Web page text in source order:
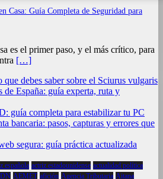
Casa: Guía Completa de Seguridad para
es el primer paso, y el más crítico, para
[…]
debes saber sobre el Sciurus vulgaris
de España: guía experta, ruta y
guía completa para estabilizar tu PC
bancaria: pasos, capturas y errores que
segura: guía práctica actualizada
española actriz estadounidense actualidad política
AEMET afición Agencia Tributaria Aitana